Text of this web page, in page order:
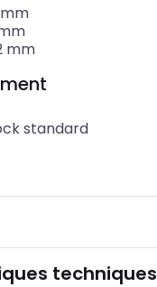
mm
mm
standard
techniques